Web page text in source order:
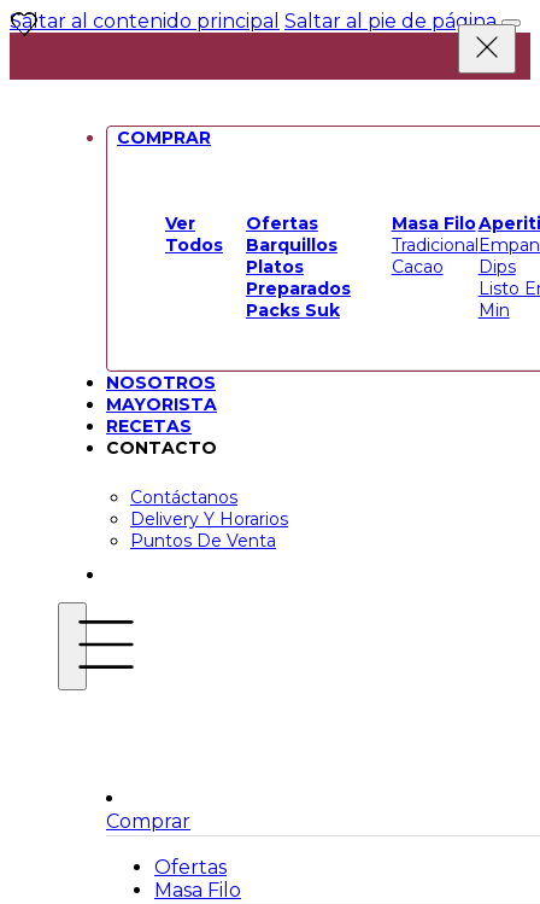
Saltar al contenido principal Saltar al pie de página
COMPRAR
Ver
Todos
Ofertas
Barquillos
Platos
Preparados
Packs Suk
Masa Filo
Tradicional
Cacao
Dips
Listo
Min
NOSOTROS
MAYORISTA
RECETAS
CONTACTO
Contáctanos
Delivery Y Horarios
Puntos De Venta
Comprar
Ofertas
Masa Filo